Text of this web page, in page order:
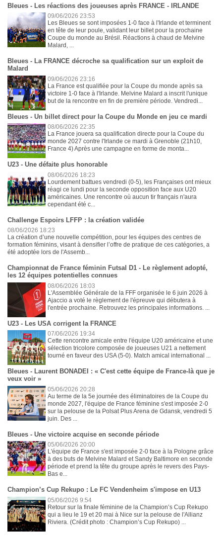
Bleues - Les réactions des joueuses après FRANCE - IRLANDE
09/06/2026 23:53
Les Bleues se sont imposées 1-0 face à l'Irlande et terminent
en tête de leur poule, validant leur billet pour la prochaine
Coupe du monde au Brésil. Réactions à chaud de Melvine
Malard, ...
Bleues - La FRANCE décroche sa qualification sur un exploit de
Malard
09/06/2026 23:16
La France est qualifiée pour la Coupe du monde après sa
victoire 1-0 face à l'Irlande. Melvine Malard a inscrit l'unique
but de la rencontre en fin de première période. Vendredi...
Bleues - Un billet direct pour la Coupe du Monde en jeu ce mardi
08/06/2026 22:35
La France jouera sa qualification directe pour la Coupe du
monde 2027 contre l'Irlande ce mardi à Grenoble (21h10,
France 4) Après une campagne en forme de monta...
U23 - Une défaite plus honorable
08/06/2026 18:23
Lourdement battues vendredi (0-5), les Françaises ont mieux
réagi ce lundi pour la seconde opposition face aux U20
américaines. Une rencontre où aucun tir français n'aura
cependant été c...
Challenge Espoirs LFFP : la création validée
08/06/2026 18:23
La création d’une nouvelle compétition, pour les équipes des centres de
formation féminins, visant à densifier l’offre de pratique de ces catégories, a
été adoptée lors de l'Assemb...
Championnat de France féminin Futsal D1 - Le règlement adopté,
les 12 équipes potentielles connues
08/06/2026 18:03
L'Assemblée Générale de la FFF organisée le 6 juin 2026 à
Ajaccio a voté le règlement de l'épreuve qui débutera à
l'entrée prochaine. Retrouvez les principales informations. ...
U23 - Les USA corrigent la FRANCE
07/06/2026 19:34
Cette rencontre amicale entre l'équipe U20 américaine et une
sélection tricolore composée de joueuses U21 a nettement
tourné en faveur des USA (5-0). Match amical international ...
Bleues - Laurent BONADEI : « C'est cette équipe de France-là que je
veux voir »
05/06/2026 20:28
Au terme de la 5e journée des éliminatoires de la Coupe du
monde 2027, l'équipe de France féminine s'est imposée 2-0
sur la pelouse de la Polsat Plus Arena de Gdansk, vendredi 5
juin. Des ...
Bleues - Une victoire acquise en seconde période
05/06/2026 20:00
L'équipe de France s'est imposée 2-0 face à la Pologne grâce
à des buts de Melvine Malard et Sandy Baltimore en seconde
période et prend la tête du groupe après le revers des Pays-
Bas e...
Champion’s Cup Rekupo : Le FC Vendenheim s'impose en U13
05/06/2026 9:54
Retour sur la finale féminine de la Champion’s Cup Rekupo
qui a lieu le 19 et 20 mai à Nice sur la pelouse de l'Allianz
Riviera. (Crédit photo : Champion’s Cup Rekupo) ...